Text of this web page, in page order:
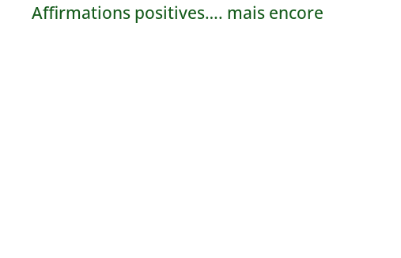
Affirmations positives…. mais encore